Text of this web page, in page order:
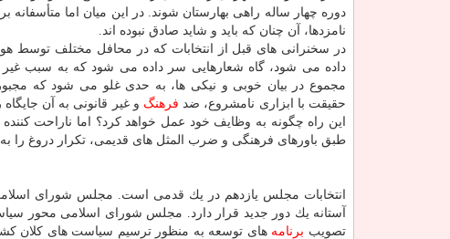
دوره چهار ساله راهی بهارستان شوند. در این میان اما متأسفانه
نامزدها، آن چنان كه باید و شاید صادق نبوده اند.
در سخنرانی های قبل از انتخابات كه در محافل مختلف توسط
داده می شود، گاه شعارهایی سر داده می شود كه به سبب غیر
مجموع در بیان خوبی و نیكی ها، به حدی غلو می شود كه
حقیقت با ابزاری نامشروع، ضد فرهنگ و غیر قانونی به آن
این راه چگونه به وظایف خود عمل خواهد كرد؟ اما ناراحت
طبق باورهای فرهنگی و ضرب المثل های قدیمی، تكرار دروغ را به
انتخابات مجلس یازدهم در یك قدمی است. مجلس شورای
آستانه یك دور جدید قرار دارد. مجلس شورای اسلامی محور
تصویب برنامه های توسعه به منظور ترسیم سیاست های كلان